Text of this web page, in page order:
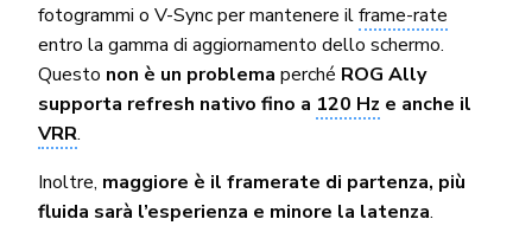
fotogrammi o V-Sync per mantenere ilframe-rate
entro la gamma di aggiornamento dello schermo.
Questo non è un problema perché ROG Ally
supporta refresh nativo fino a 120 Hz e anche il
VRR.
Inoltre, maggiore è il framerate di partenza, più
fluida sarà l’esperienza e minore la latenza.